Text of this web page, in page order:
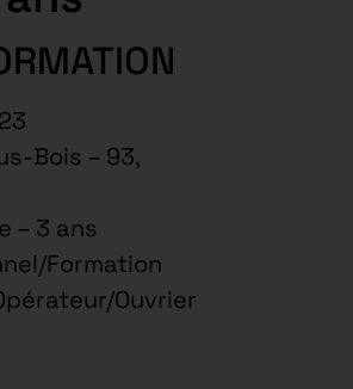
Bois – 93,
– 3 ans
Formation
Ouvrier